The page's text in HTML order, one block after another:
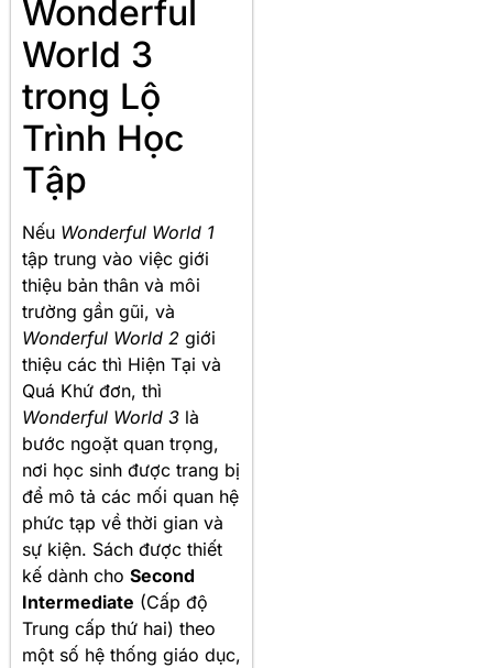
Wonderful
World 3
trong Lộ
Trình Học
Tập
Nếu Wonderful World 1
tập trung vào việc giới
thiệu bản thân và môi
trường gần gũi, và
Wonderful World 2 giới
thiệu các thì Hiện Tại và
Quá Khứ đơn, thì
Wonderful World 3 là
bước ngoặt quan trọng,
nơi học sinh được trang bị
để mô tả các mối quan hệ
phức tạp về thời gian và
sự kiện. Sách được thiết
kế dành cho Second
Intermediate (Cấp độ
Trung cấp thứ hai) theo
một số hệ thống giáo dục,